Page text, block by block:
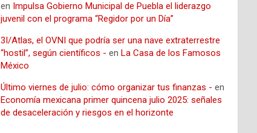
en Impulsa Gobierno Municipal de Puebla el liderazgo
juvenil con el programa “Regidor por un Día”
3I/Atlas, el OVNI que podría ser una nave extraterrestre
“hostil”, según científicos - enLa Casa de los Famosos
México
Último viernes de julio: cómo organizar tus finanzas - en
Economía mexicana primer quincena julio 2025: señales
de desaceleración y riesgos en el horizonte